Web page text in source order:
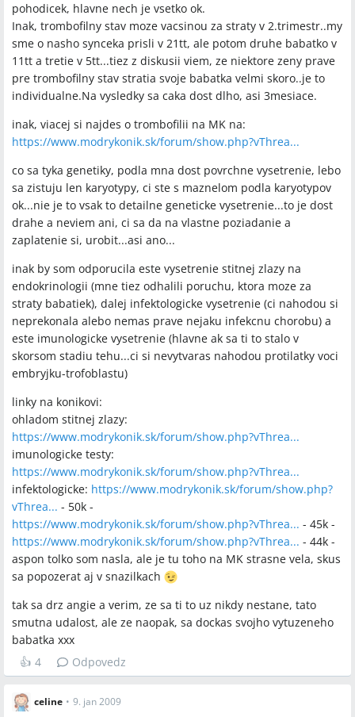
Q:
Aké konkrétne testy sa bežne robia pri vyšetrení po
opakovaných potratov?
A: Bežný súbor zahŕňal vyšetrenie trombofilných mutácií (napr.
MTHFR), antifosfolipidových protilátok, zrážanlivosti krvi,
karyotypy oboch partnerov, histológiu plodového tkaniva,
vyšetrenie štítnej žľazy, imunologické testy a infekčné markery;
partnerom odporúčali aj spermiogram.
Potrebujem odporúčanie od gynekológa na tieto vyšetrenia?
A:Väčšina žien v diskusii uviedla, že odporúčanie dáva
gynekológ, pričom niektoré spomenuli, že aj všeobecný lekár
môže vystaviť žiadosť; súkromné genetické pracoviská mohli
prijať pacientku bez odporúčania.
Aká liečba sa používa pri zistení trombofilie a kedy ju začať?
A:V diskusii sa ako liečba uviedol nízkomolekulový heparín
(Fragmin, Fraxiparine, Clexane 0,4) injekčne počas tehotenstva
a nízke dávky Anopyrinu; niektoré ženy pichali heparín denne
počas celého tehotenstva a niektoré hematologičky odporúčali
začať prekoncepčne (napr. u IVF alebo pred transferom
embrya).
Ktoré pracoviská alebo lekári boli v diskusii odporúčaní na
hematologiu a genetiku?
A:Spomínali sa hematologické pracoviská v Martine,
ambulancia Dr. Huliková (Košice) a špecializované „centrum
hemostázy a trombózy“, a genetické pracovisko Praha‑Podolí
bolo uvádzané pri plánovaní imunológie v Prahe.
Q:Ako dlho sa v praxi čaká na výsledky a čo robiť počas
čakania?
A: Hematologické výsledky sa v praxi často čakajú 1–3 mesiace
(niektoré prípady až ~6 mesiacov), genetika zaberala 1–5
mesiacov podľa diskusie; počas čakania niektorí lekári
odporúčali neotiehotnieť, doplniť kyselinu listovú alebo
prípravky ako Femibion a naplánovať liečbu s hematológom
vopred.
Závery z diskusie
Zhoda
pohodicek, hlavne nech je vsetko ok.
Inak, trombofilny stav moze vacsinou za straty v 2.trimestr..my
sme o nasho synceka prisli v 21tt, ale potom druhe babatko v
11tt a tretie v 5tt...tiez z diskusii viem, ze niektore zeny prave
pre trombofilny stav stratia svoje babatka velmi skoro..je to
individualne.Na vysledky sa caka dost dlho, asi 3mesiace.
inak, viacej si najdes o trombofilii na MK na:
https://www.modrykonik.sk/forum/show.php?vThrea...
co sa tyka genetiky, podla mna dost povrchne vysetrenie, lebo
sa zistuju len karyotypy, ci ste s maznelom podla karyotypov
ok...nie je to vsak to detailne geneticke vysetrenie...to je dost
drahe a neviem ani, ci sa da na vlastne poziadanie a
zaplatenie si, urobit...asi ano...
inak by som odporucila este vysetrenie stitnej zlazy na
endokrinologii (mne tiez odhalili poruchu, ktora moze za
straty babatiek), dalej infektologicke vysetrenie (ci nahodou si
neprekonala alebo nemas prave nejaku infekcnu chorobu) a
este imunologicke vysetrenie (hlavne ak sa ti to stalo v
skorsom stadiu tehu...ci si nevytvaras nahodou protilatky voci
embryjku-trofoblastu)
linky na konikovi:
ohladom stitnej zlazy:
https://www.modrykonik.sk/forum/show.php?vThrea...
imunologicke testy:
https://www.modrykonik.sk/forum/show.php?vThrea...
infektologicke: https://www.modrykonik.sk/forum/show.php?
vThrea... - 50k -
https://www.modrykonik.sk/forum/show.php?vThrea... - 45k -
https://www.modrykonik.sk/forum/show.php?vThrea... - 44k -
aspon tolko som nasla, ale je tu toho na MK strasne vela, skus
sa popozerat aj v snazilkach
tak sa drz angie a verim, ze sa ti to uz nikdy nestane, tato
smutna udalost, ale ze naopak, sa dockas svojho vytuzeneho
babatka xxx
👍 4 Odpovedz
celine • 9. jan 2009